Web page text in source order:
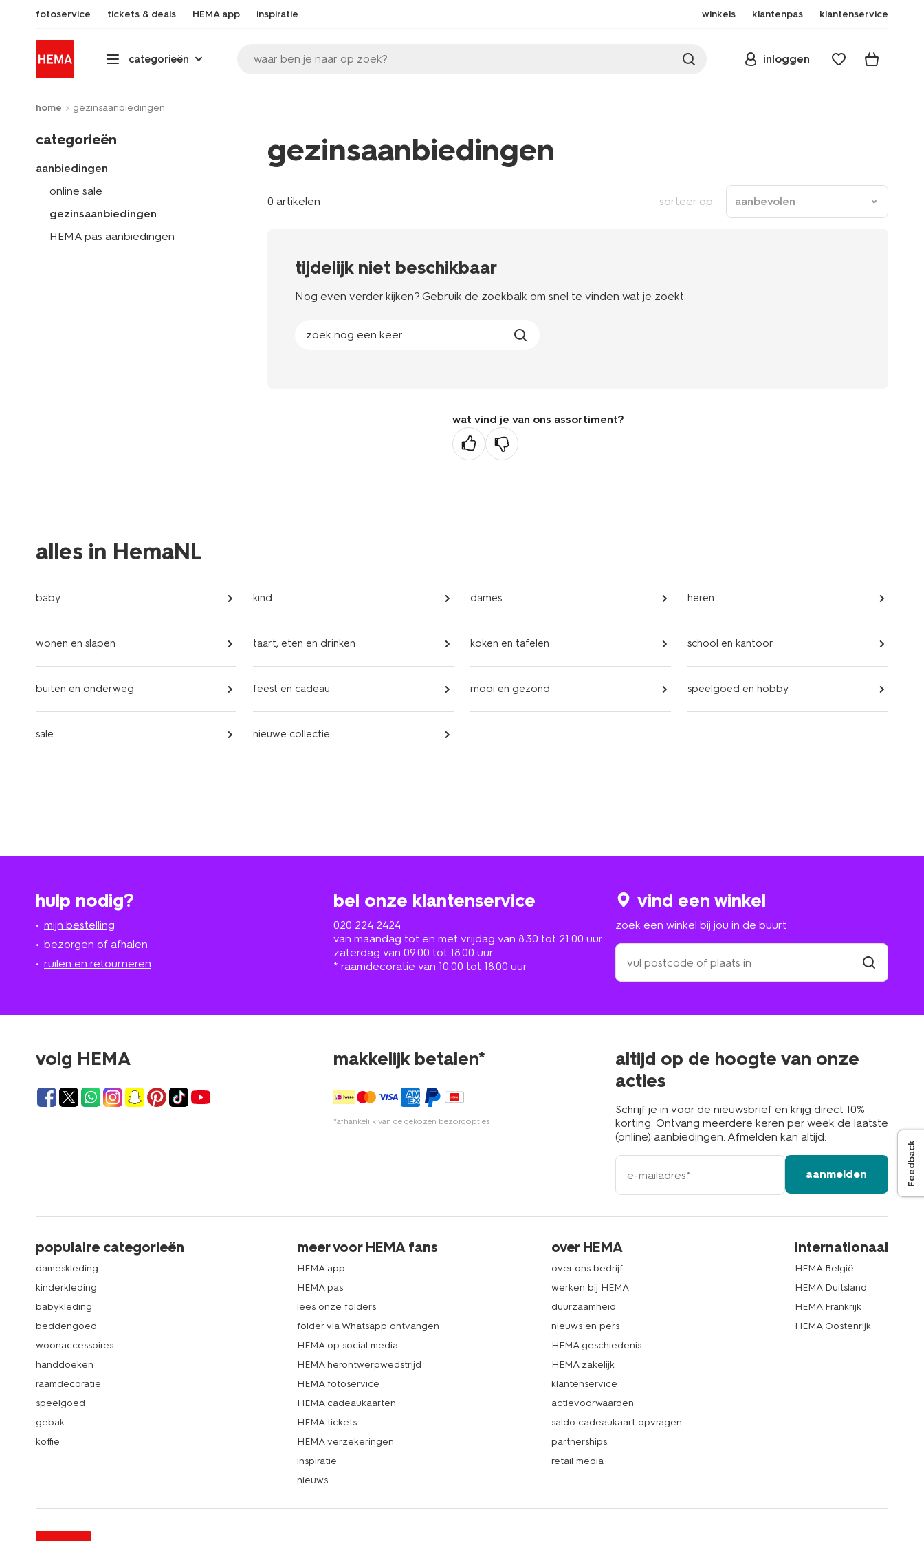
fotoservice tickets & deals HEMA app inspiratie winkels klantenpas klantenservice
categorieën waar ben je naar op zoek? inloggen
home gezinsaanbiedingen
categorieën
aanbiedingen
online sale
gezinsaanbiedingen
HEMA pas aanbiedingen
gezinsaanbiedingen
0 artikelen sorteer op: aanbevolen
tijdelijk niet beschikbaar
Nog even verder kijken? Gebruik de zoekbalk om snel te vinden wat je zoekt.
zoek nog een keer
wat vind je van ons assortiment?
Feedback
alles in HemaNL
baby kind dames heren
wonen en slapen taart, eten en drinken koken en tafelen school en kantoor
buiten en onderweg feest en cadeau mooi en gezond speelgoed en hobby
sale nieuwe collectie
hulp nodig?
mijn bestelling
bezorgen of afhalen
ruilen en retourneren
bel onze klantenservice
020 224 2424
van maandag tot en met vrijdag van 8.30 tot 21.00 uur
zaterdag van 09.00 tot 18.00 uur
* raamdecoratie van 10.00 tot 18.00 uur
vind een winkel
zoek een winkel bij jou in de buurt
zoek
een
winkel
in
volg HEMA makkelijk betalen*
*afhankelijk van de gekozen bezorgopties
altijd op de hoogte van onze
acties
Schrijf je in voor de nieuwsbrief en krijg direct 10%
korting. Ontvang meerdere keren per week de laatste
(online) aanbiedingen. Afmelden kan altijd.
e-
mailadres
aanmelden
populaire categorieën
dameskleding
kinderkleding
babykleding
beddengoed
woonaccessoires
handdoeken
raamdecoratie
speelgoed
gebak
koffie
meer voor HEMA fans
HEMA app
HEMA pas
lees onze folders
folder via Whatsapp ontvangen
HEMA op social media
HEMA herontwerpwedstrijd
HEMA fotoservice
HEMA cadeaukaarten
HEMA tickets
HEMA verzekeringen
inspiratie
nieuws
over HEMA
over ons bedrijf
werken bij HEMA
duurzaamheid
nieuws en pers
HEMA geschiedenis
HEMA zakelijk
klantenservice
actievoorwaarden
saldo cadeaukaart opvragen
partnerships
retail media
internationaal
HEMA België
HEMA Duitsland
HEMA Frankrijk
HEMA Oostenrijk